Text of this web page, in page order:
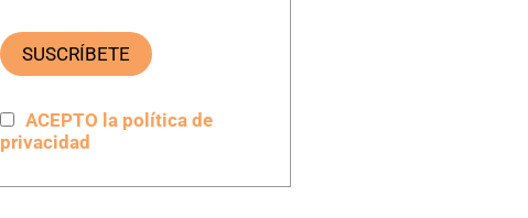
ACEPTO la política de
privacidad